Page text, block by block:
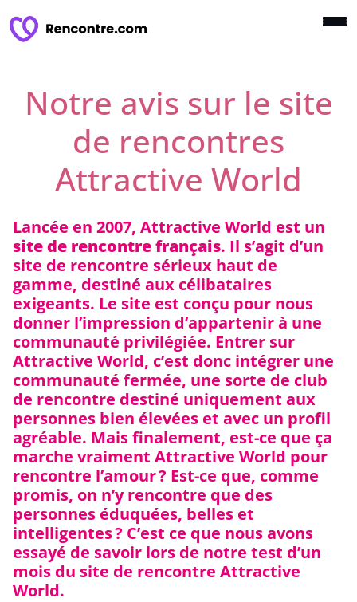
Notre avis sur le site
de rencontres
Attractive World
Lancée en 2007, Attractive World est un
site de rencontre français. Il s’agit d’un
site de rencontre sérieux haut de
gamme, destiné aux célibataires
exigeants. Le site est conçu pour nous
donner l’impression d’appartenir à une
communauté privilégiée. Entrer sur
Attractive World, c’est donc intégrer une
communauté fermée, une sorte de club
de rencontre destiné uniquement aux
personnes bien élevées et avec un profil
agréable. Mais finalement, est-ce que ça
marche vraiment Attractive World pour
rencontre l’amour ? Est-ce que, comme
promis, on n’y rencontre que des
personnes éduquées, belles et
intelligentes ? C’est ce que nous avons
essayé de savoir lors de notre test d’un
mois du site de rencontre Attractive
World.